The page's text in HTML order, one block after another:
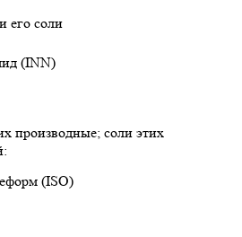
его соли
(INN)
производные; соли этих
(ISO)